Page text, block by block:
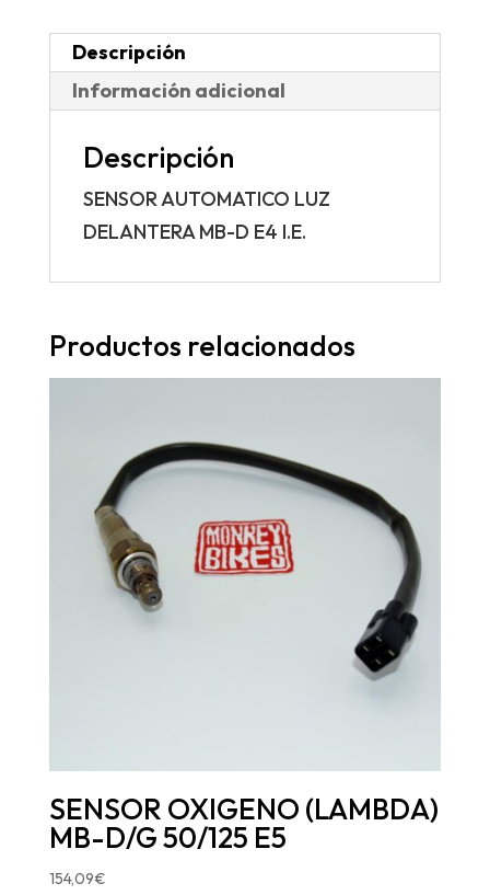
E4
cantidad
Descripción
Información adicional
Descripción
SENSOR AUTOMATICO LUZ
DELANTERA MB-D E4 I.E.
Productos relacionados
SENSOR OXIGENO (LAMBDA)
MB-D/G 50/125 E5
154,09€